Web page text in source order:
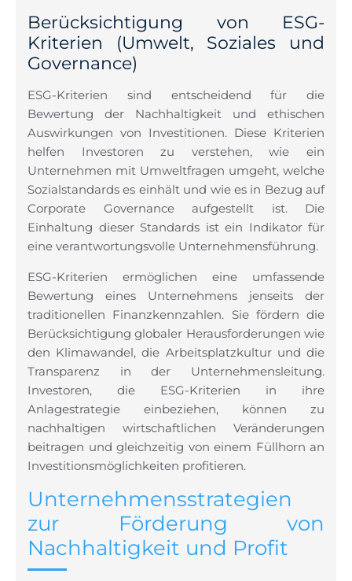
Berücksichtigung von ESG-
Kriterien (Umwelt, Soziales und
Governance)
ESG-Kriterien sind entscheidend für die
Bewertung der Nachhaltigkeit und ethischen
Auswirkungen von Investitionen. Diese Kriterien
helfen Investoren zu verstehen, wie ein
Unternehmen mit Umweltfragen umgeht, welche
Sozialstandards es einhält und wie es in Bezug auf
Corporate Governance aufgestellt ist. Die
Einhaltung dieser Standards ist ein Indikator für
eine verantwortungsvolle Unternehmensführung.
ESG-Kriterien ermöglichen eine umfassende
Bewertung eines Unternehmens jenseits der
traditionellen Finanzkennzahlen. Sie fördern die
Berücksichtigung globaler Herausforderungen wie
den Klimawandel, die Arbeitsplatzkultur und die
Transparenz in der Unternehmensleitung.
Investoren, die ESG-Kriterien in ihre
Anlagestrategie einbeziehen, können zu
nachhaltigen wirtschaftlichen Veränderungen
beitragen und gleichzeitig von einem Füllhorn an
Investitionsmöglichkeiten profitieren.
Unternehmensstrategien
zur Förderung von
Nachhaltigkeit und Profit